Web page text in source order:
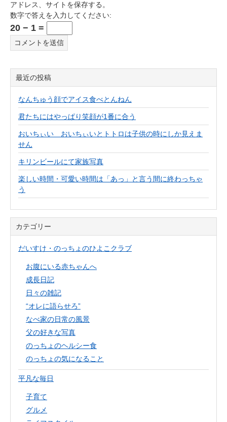
アドレス、サイトを保存する。
数字で答えを入力してください:
20 − 1 =
最近の投稿
なんちゅう顔でアイス食べとんねん
君たちにはやっぱり笑顔が1番に合う
おいちぃい おいちぃいとトトロは子供の時にしか見えま
せん
キリンビールにて家族写真
楽しい時間・可愛い時間は「あっ」と言う間に終わっちゃ
う
カテゴリー
だいすけ・のっちょのひよこクラブ
お腹にいる赤ちゃんへ
成長日記
日々の雑記
“オレに語らせろ”
なべ家の日常の風景
父の好きな写真
のっちょのヘルシー食
のっちょの気になること
平凡な毎日
子育て
グルメ